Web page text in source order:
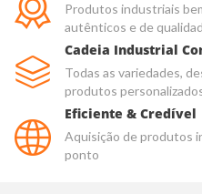
Produtos industriais
autênticos e de
Cadeia Industrial
Todas as variedades,
produtos
Eficiente & Credível
Aquisição de produtos
ponto